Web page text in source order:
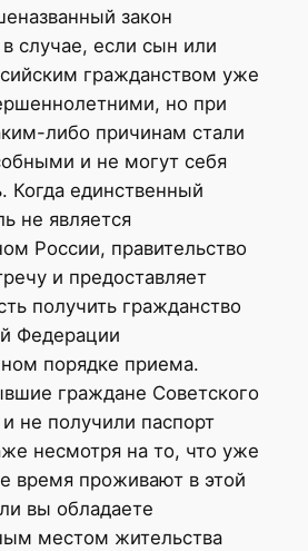
закон
случае, если сын или
гражданством уже
но при
либо причинам стали
и не могут себя
Когда единственный
не является
России, правительство
и предоставляет
получить гражданство
Федерации
порядке приема.
граждане Советского
не получили паспорт
несмотря на то, что уже
время проживают в этой
вы обладаете
местом жительства